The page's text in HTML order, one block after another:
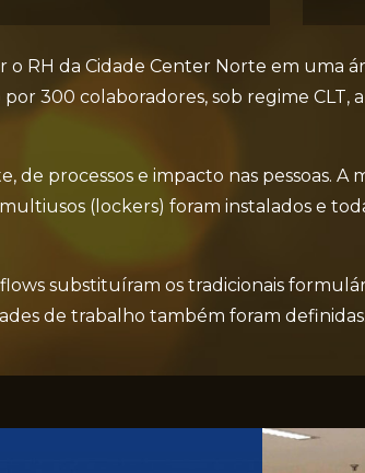
RH da Cidade Center Norte em uma
300 colaboradores, sob regime CLT,
processos e impacto nas pessoas.
(lockers) foram instalados e
substituíram os tradicionais
de trabalho também foram definidas.